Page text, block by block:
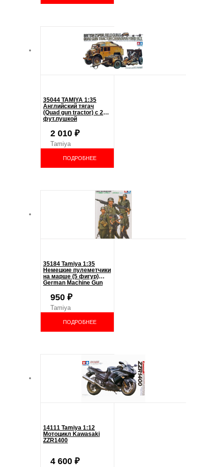
35044 TAMIYA 1:35
Английский тягач
(Quad gun tractor) с 25
фут.пушкой
2 010 ₽
Tamiya
ПОДРОБНЕЕ
35184 Tamiya 1:35
Немецкие пулеметчики
на марше (5 фигур)
German Machine Gun
950 ₽
Tamiya
ПОДРОБНЕЕ
14111 Tamiya 1:12
Мотоцикл Kawasaki
ZZR1400
4 600 ₽